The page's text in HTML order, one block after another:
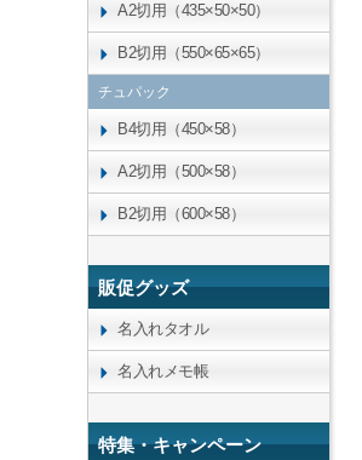
A2切用（435×50×50）
B2切用（550×65×65）
チュパック
B4切用（450×58）
A2切用（500×58）
B2切用（600×58）
販促グッズ
名入れタオル
名入れメモ帳
特集・キャンペーン